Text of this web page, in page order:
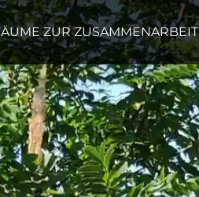
ZUR ZUSAMMENARBEIT